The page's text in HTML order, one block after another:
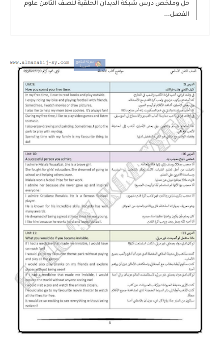
حل وملخص درس شبكة الديدان الحلقية للصف الثامن علوم
الفصل...